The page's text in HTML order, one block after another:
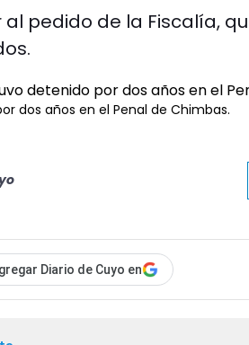
al pedido de la Fiscalía,
dos años en el Penal de Chimbas.
Diario de Cuyo en